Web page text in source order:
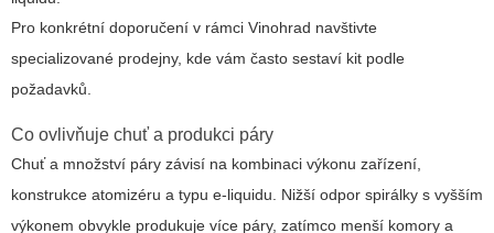
Pro konkrétní doporučení v rámci Vinohrad navštivte
specializované prodejny, kde vám často sestaví kit podle
požadavků.
Co ovlivňuje chuť a produkci páry
Chuť a množství páry závisí na kombinaci výkonu zařízení,
konstrukce atomizéru a typu e-liquidu. Nižší odpor spirálky s vyšším
výkonem obvykle produkuje více páry, zatímco menší komory a